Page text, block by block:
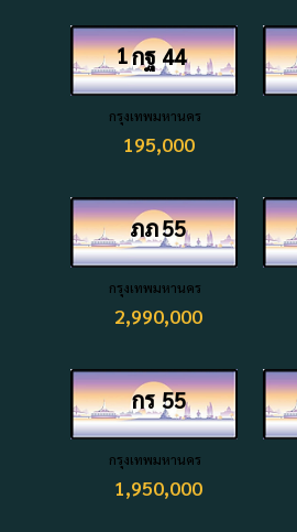
44
กฐ
1
กรุงเทพมหานคร
195,000
55
ภภ
กรุงเทพมหานคร
2,990,000
55
กร
กรุงเทพมหานคร
1,950,000